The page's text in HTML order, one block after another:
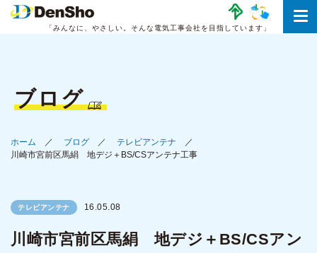
「みんなに、やさしい。 そんな電気工事会社を目指しています」
ブログ
ホーム ブログ
テレビアンテナ
川崎市宮前区馬絹 地デジ＋BS/CSアンテナ工事
テレビアンテナ 16.05.08
川崎市宮前区馬絹 地デジ＋BS/CSアン